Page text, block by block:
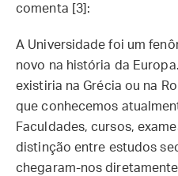
comenta [3]:
A Universidade foi um
novo na história da
existiria na Grécia ou na
que conhecemos
Faculdades, cursos,
distinção entre estudos
chegaram-nos